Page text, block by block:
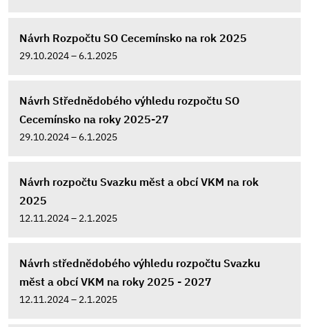
Návrh Rozpočtu SO Cecemínsko na rok 2025
29.10.2024 – 6.1.2025
Návrh Střednědobého výhledu rozpočtu SO
Cecemínsko na roky 2025-27
29.10.2024 – 6.1.2025
Návrh rozpočtu Svazku měst a obcí VKM na rok
2025
12.11.2024 – 2.1.2025
Návrh střednědobého výhledu rozpočtu Svazku
měst a obcí VKM na roky 2025 - 2027
12.11.2024 – 2.1.2025